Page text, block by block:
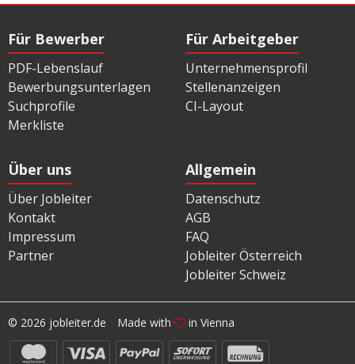
Für Bewerber
PDF-Lebenslauf
Bewerbungsunterlagen
Suchprofile
Merkliste
Für Arbeitgeber
Unternehmensprofil
Stellenanzeigen
CI-Layout
Über uns
Über Jobleiter
Kontakt
Impressum
Partner
Allgemein
Datenschutz
AGB
FAQ
Jobleiter Österreich
Jobleiter Schweiz
© 2026 jobleiter.de Made with in Vienna